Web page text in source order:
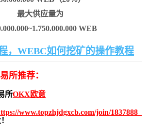
最大供应量为
WEB
，WEBC如何挖矿的操作教程
所推荐：
所OKX欧意
www.topzhjdgxcb.com/join/1837888